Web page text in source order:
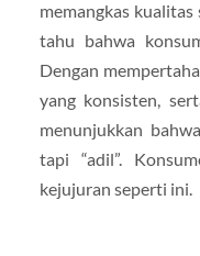
memangkas kualitas
tahu bahwa
Dengan
yang konsisten,
menunjukkan
tapi “adil”.
kejujuran seperti ini.